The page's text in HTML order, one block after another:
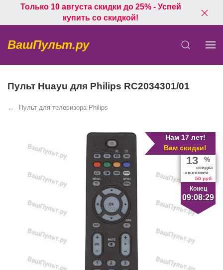
Только 10 августа скидки до 25% - Успей
купить со скидкой!
ВашПульт.ру
Пульт Huayu для Philips RC2034301/01
Пульт для телевизора Philips
Нам 17 лет!
Вам скидки!
Конец
09:08:28
13 %
скидка
экономия
50 руб.